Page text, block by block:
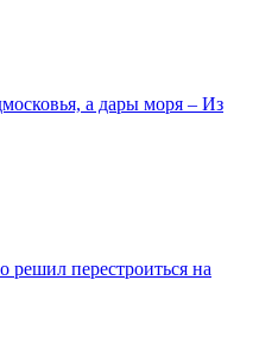
а дары моря – Из
перестроиться на